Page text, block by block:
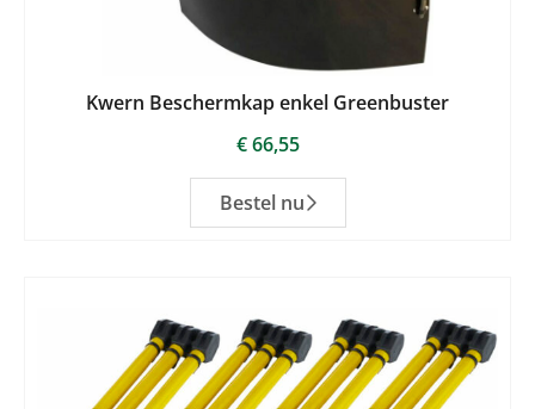
Kwern Beschermkap enkel Greenbuster
€66,55
Bestel nu